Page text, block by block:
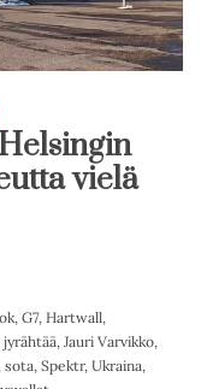
vielä
, G7, Hartwall,
jyrähtää, Jauri Varvikko,
, sota, Spektr, Ukraina,